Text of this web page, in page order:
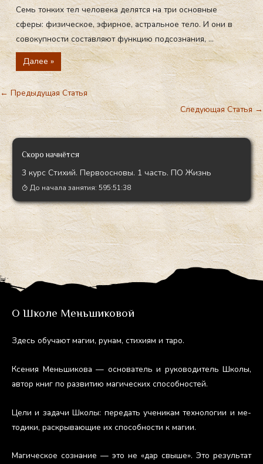
Семь тонких тел человека делятся на три основные
сферы: физическое, эфирное, астральное тело. И они в
совокупности составляют функцию подсознания, ...
Далее »
← Предыдущая Статья
Следующая Статья→
Скоро начнётся
3 курс Стихий. Первоосновы. 1 часть. ПО Жизнь
До начала занятия: 595:51:37
О Школе Меньшиковой
Здесь обу­ча­ют ма­гии, ру­нам, сти­хи­ям и та­ро.
Ксе­ния Мень­ши­кова — ос­но­ватель и ру­ково­дитель Шко­лы,
ав­тор книг по раз­ви­тию ма­гичес­ких спо­соб­ностей.
Це­ли и за­дачи Шко­лы: пе­редать уче­никам тех­но­логии и ме­
тоди­ки, рас­кры­ва­ющие их спо­соб­ности к ма­гии.
Ма­гичес­кое соз­на­ние — это не «дар свы­ше». Это ре­зуль­тат